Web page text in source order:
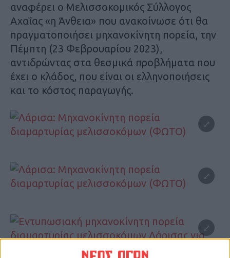
αναφέρει ο Μελισσοκομικός Σύλλογος
Αχαΐας «η Άνθεια» που ανακοίνωσε ότι θα
πραγματοποιήσει μηχανοκίνητη πορεία, την
Πέμπτη (23 Φεβρουαρίου 2023),
αντιδρώντας στα θεσμικά προβλήματα που
έχει ο κλάδος, που είναι οι ελληνοποιήσεις
και το κόστος παραγωγής.